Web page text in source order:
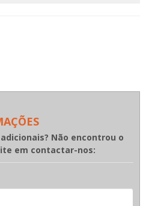
Não encontrou o
em contactar-nos: